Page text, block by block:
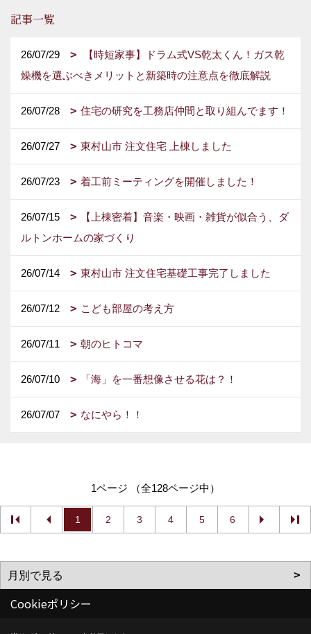
記事一覧
26/07/29
【時短家事】ドラム式VS乾太くん！ガス乾
燥機を選ぶべきメリットと新築時の注意点を徹底解説
26/07/28 住宅の研究を工務店仲間と取り組んでます！
26/07/27 東村山市 注文住宅 上棟しました
26/07/23 着工前ミーティングを開催しました！
26/07/15
【上棟密着】音楽・映画・雑貨が似合う、ダ
ルトンホームの家づくり
26/07/14 東村山市 注文住宅基礎工事完了しました
26/07/12 こども部屋の考え方
26/07/11 朝のヒトコマ
26/07/10 「海」を一番想像させる花は？！
26/07/07 なにやら！！
1ページ （全128ページ中）
1 2 3 4 5 6
Cookieポリシー